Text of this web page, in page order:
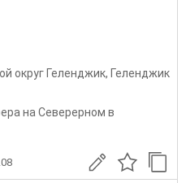
округ Геленджик, Геленджик
на Северерном в